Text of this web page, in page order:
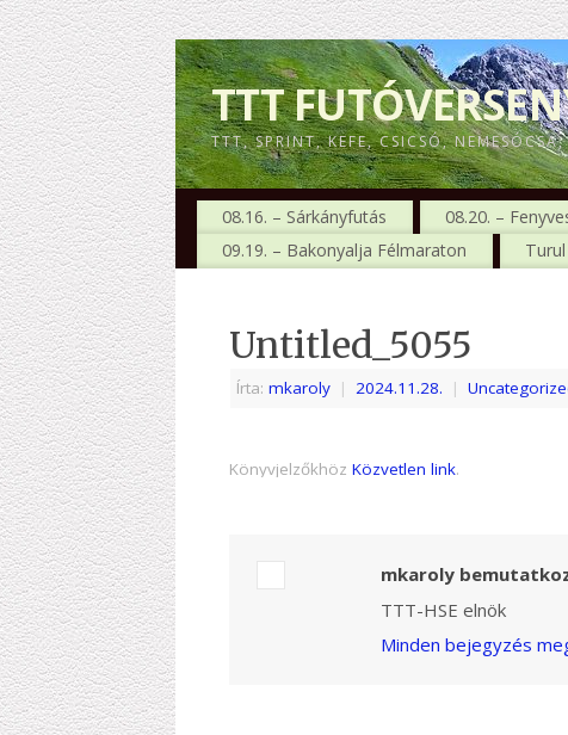
TTT
TTT, SPRINT, KEFE, CSICSÓ,
08.16. – Sárkányfutás 08.20. –
09.19. – Bakonyalja Félmaraton
Untitled_5055
Írta: mkaroly | 2024.11.28. |
Könyvjelzőkhöz Közvetlen link.
mkaroly
TTT-HSE elnök
Minden bejegyzés